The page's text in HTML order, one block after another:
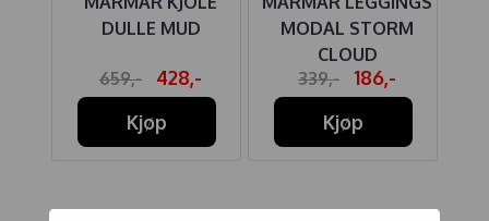
DULLE MUD
659,-
428,-
Kjøp
MODAL STORM
CLOUD
339,-
186,-
Kjøp